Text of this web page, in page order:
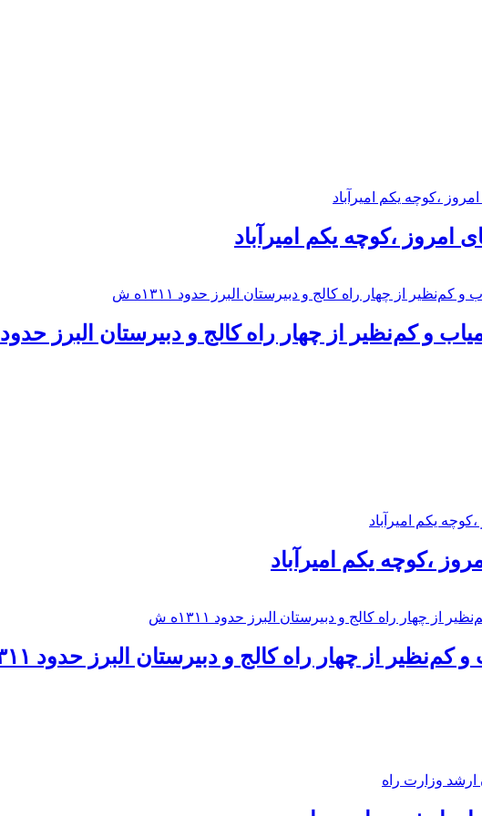
امروز ،کوچه یکم امیرآباد
و کم‌نظیر از چهار راه كالج و دبيرستان البرز حدود ۱۳۱۱ه ش
،کوچه یکم امیرآباد
از چهار راه كالج و دبيرستان البرز حدود ۱۳۱۱ه ش